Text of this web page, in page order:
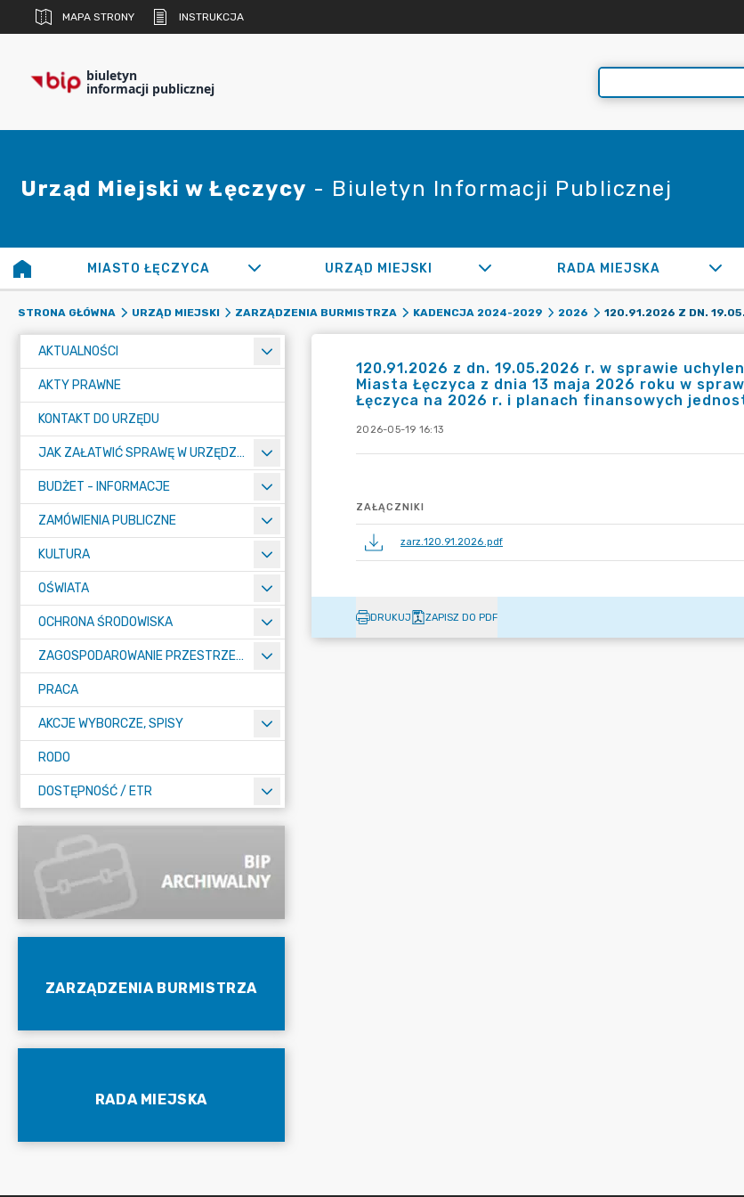
MAPA STRONY INSTRUKCJA
biuletyn
informacji publicznej
Urząd Miejski w Łęczycy - Biuletyn Informacji Publicznej
MIASTO ŁĘCZYCA URZĄD MIEJSKI RADA MIEJSKA
STRONA GŁÓWNA URZĄD MIEJSKI ZARZĄDZENIA BURMISTRZA KADENCJA 2024-2029 2026
AKTUALNOŚCI
AKTY PRAWNE
KONTAKT DO URZĘDU
JAK ZAŁATWIĆ SPRAWĘ W URZĘDZIE
BUDŻET - INFORMACJE
ZAMÓWIENIA PUBLICZNE
KULTURA
OŚWIATA
OCHRONA ŚRODOWISKA
ZAGOSPODAROWANIE PRZESTRZENNE
PRACA
AKCJE WYBORCZE, SPISY
RODO
DOSTĘPNOŚĆ / ETR
ZARZĄDZENIA BURMISTRZA
RADA MIEJSKA
120.91.2026 z dn. 19.05.2026 r. w sprawie
Miasta Łęczyca z dnia 13 maja 2026 roku w
Łęczyca na 2026 r. i planach finansowych
2026-05-19 16:13
ZAŁĄCZNIKI
zarz.120.91.2026.pdf
DRUKUJ ZAPISZ DO PDF